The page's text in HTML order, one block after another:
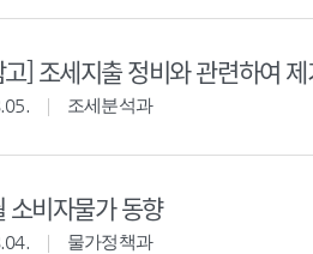
] 조세지출 정비와 관련하여
조세분석과
소비자물가 동향
물가정책과